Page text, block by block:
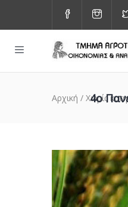
4ο
Αρχική / Χωρίς